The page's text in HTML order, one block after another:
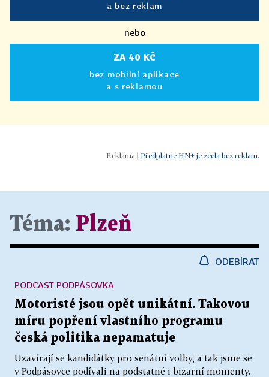
a bez reklam
nebo
ZA 40 KČ
bez mobilní aplikace
a s reklamou
Předplatné HN+ je zcela bez reklam.
Téma: Plzeň
ODEBÍRAT
Motoristé jsou opět unikátní. Takovou
míru popření vlastního programu
česká politika nepamatuje
Uzavírají se kandidátky pro senátní volby, a tak jsme se
v Podpásovce podívali na podstatné i bizarní momenty.
PODCAST PODPÁSOVKA